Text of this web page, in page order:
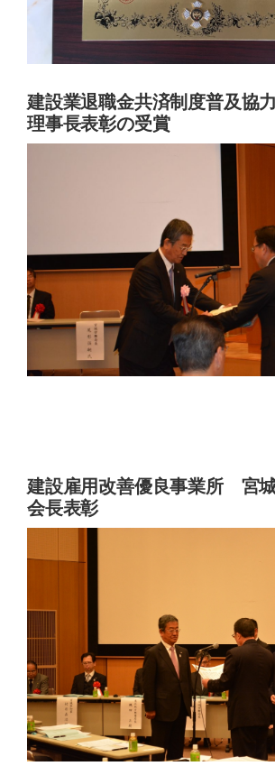
建設業退職金共済制度普及協
理事長表彰の受賞
建設雇用改善優良事業所 宮
会長表彰